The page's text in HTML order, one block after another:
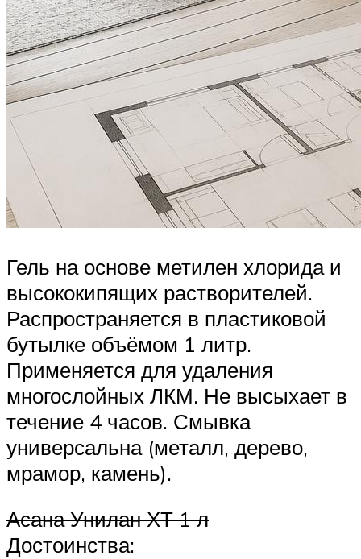
Гель на основе метилен хлорида и
высококипящих растворителей.
Распространяется в пластиковой
бутылке объёмом 1 литр.
Применяется для удаления
многослойных ЛКМ. Не высыхает в
течение 4 часов. Смывка
универсальна (металл, дерево,
мрамор, камень).
Асана Унилан ХТ 1 л
Достоинства: